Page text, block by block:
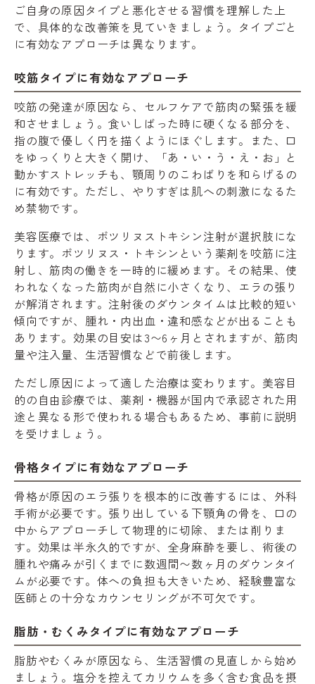
ご自身の原因タイプと悪化させる習慣を理解した上
で、具体的な改善策を見ていきましょう。タイプごと
に有効なアプローチは異なります。
咬筋タイプに有効なアプローチ
咬筋の発達が原因なら、セルフケアで筋肉の緊張を緩
和させましょう。食いしばった時に硬くなる部分を、
指の腹で優しく円を描くようにほぐします。また、口
をゆっくりと大きく開け、「あ・い・う・え・お」と
動かすストレッチも、顎周りのこわばりを和らげるの
に有効です。ただし、やりすぎは肌への刺激になるた
め禁物です。
美容医療では、ボツリヌストキシン注射が選択肢にな
ります。ボツリヌス・トキシンという薬剤を咬筋に注
射し、筋肉の働きを一時的に緩めます。その結果、使
われなくなった筋肉が自然に小さくなり、エラの張り
が解消されます。注射後のダウンタイムは比較的短い
傾向ですが、腫れ・内出血・違和感などが出ることも
あります。効果の目安は3〜6ヶ月とされますが、筋肉
量や注入量、生活習慣などで前後します。
ただし原因によって適した治療は変わります。美容目
的の自由診療では、薬剤・機器が国内で承認された用
途と異なる形で使われる場合もあるため、事前に説明
を受けましょう。
骨格タイプに有効なアプローチ
骨格が原因のエラ張りを根本的に改善するには、外科
手術が必要です。張り出している下顎角の骨を、口の
中からアプローチして物理的に切除、または削りま
す。効果は半永久的ですが、全身麻酔を要し、術後の
腫れや痛みが引くまでに数週間〜数ヶ月のダウンタイ
ムが必要です。体への負担も大きいため、経験豊富な
医師との十分なカウンセリングが不可欠です。
脂肪・むくみタイプに有効なアプローチ
脂肪やむくみが原因なら、生活習慣の見直しから始め
ましょう。塩分を控えてカリウムを多く含む食品を摂